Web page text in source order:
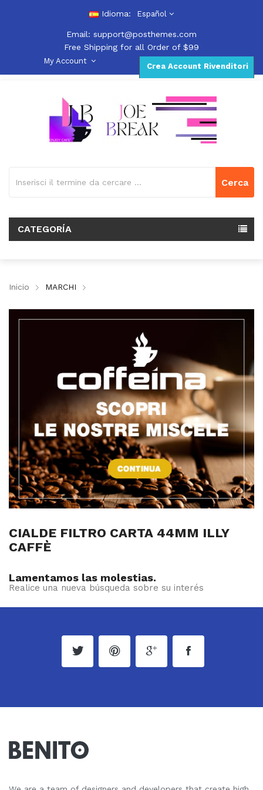
Idioma: Español
Email: support@posthemes.com
Free Shipping for all Order of $99
Crea Account Rivenditori
My Account
Cerca
CATEGORÍA
Inicio MARCHI
CIALDE FILTRO CARTA 44MM ILLY
CAFFÈ
Lamentamos las molestias.
Realice una nueva búsqueda sobre su interés